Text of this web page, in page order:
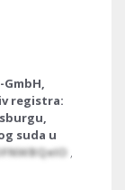
registra:
suda u
,